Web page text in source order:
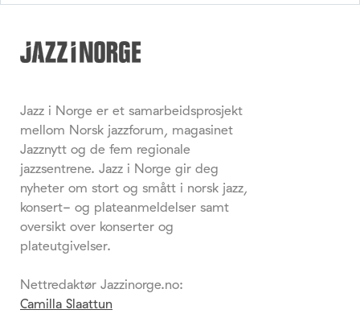
Jazz i Norge er et samarbeidsprosjekt
mellom Norsk jazzforum, magasinet
Jazznytt og de fem regionale
jazzsentrene. Jazz i Norge gir deg
nyheter om stort og smått i norsk jazz,
konsert- og plateanmeldelser samt
oversikt over konserter og
plateutgivelser.
Nettredaktør Jazzinorge.no:
Camilla Slaattun